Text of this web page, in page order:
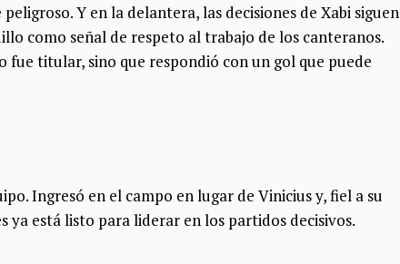
Y en la delantera, las decisiones de Xabi siguen
como señal de respeto al trabajo de los canteranos.
fue titular, sino que respondió con un gol que puede
Ingresó en el campo en lugar de Vinicius y, fiel a su
ya está listo para liderar en los partidos decisivos.